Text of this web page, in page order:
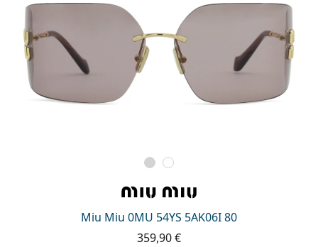
Miu Miu 0MU 54YS 5AK06I 80
359,90 €